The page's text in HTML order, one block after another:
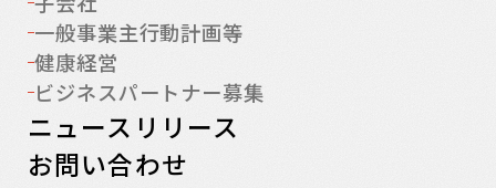
一般事業主行動計画等
健康経営
ビジネスパートナー募集
ニュースリリース
お問い合わせ